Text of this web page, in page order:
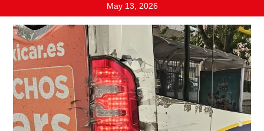
May 13, 2026